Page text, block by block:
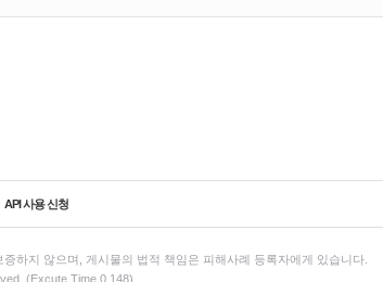
API 사용 신청
하지 않으며, 게시물의 법적 책임은 피해사례 등록자에게 있습니다.
(Excute Time 0.148)